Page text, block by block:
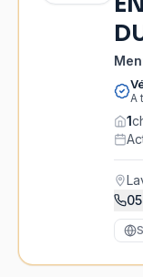
A
1
05